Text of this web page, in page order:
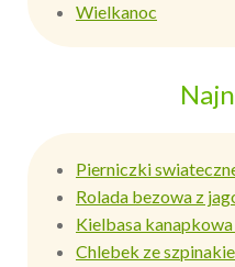
Wielkanoc
Pierniczki
Rolada bezowa z
Kielbasa
Chlebek ze